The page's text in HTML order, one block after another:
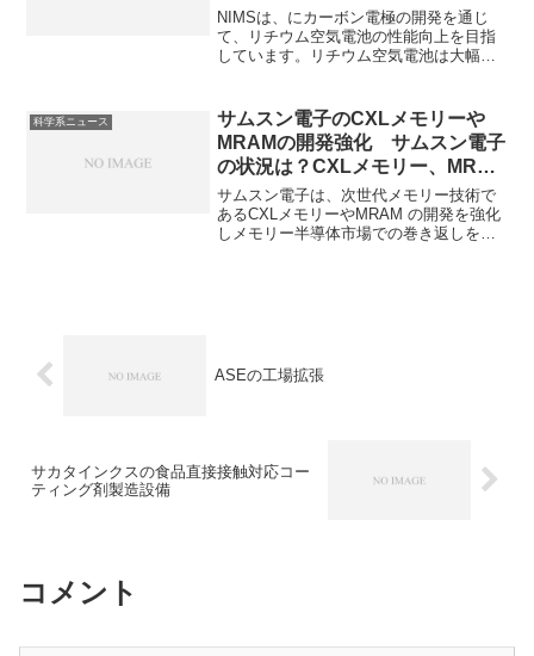
問題点は何か？
NIMSは、にカーボン電極の開発を通じ
て、リチウム空気電池の性能向上を目指
しています。リチウム空気電池は大幅な
チウム空気電池の特徴やカーボン電極の
利点や問題点を知ることができます。
科学系ニュース
サムスン電子のCXLメモリーや
MRAMの開発強化 サムスン電子
の状況は？CXLメモリー、MRAM
とは何か？
サムスン電子は、次世代メモリー技術で
あるCXLメモリーやMRAM の開発を強化
しメモリー半導体市場での巻き返しを図
ASEの工場拡張
サカタインクスの食品直接接触対応コー
ティング剤製造設備
コメント